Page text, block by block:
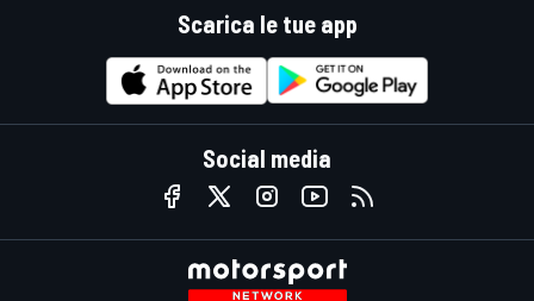
Scarica le tue app
Social media